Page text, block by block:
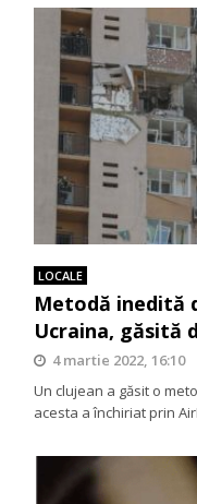
LOCALE
Metodă inedită
Ucraina, găsită
4 martie 2022, 16:10
Un clujean a găsit o
acesta a închiriat prin